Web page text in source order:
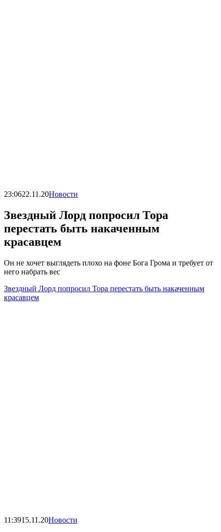
23:0622.11.20Новости
Звездный Лорд попросил Тора
перестать быть накаченным
красавцем
Он не хочет выглядеть плохо на фоне Бога Грома и требует от
него набрать вес
Звездный Лорд попросил Тора перестать быть накаченным
красавцем
11:3915.11.20Новости